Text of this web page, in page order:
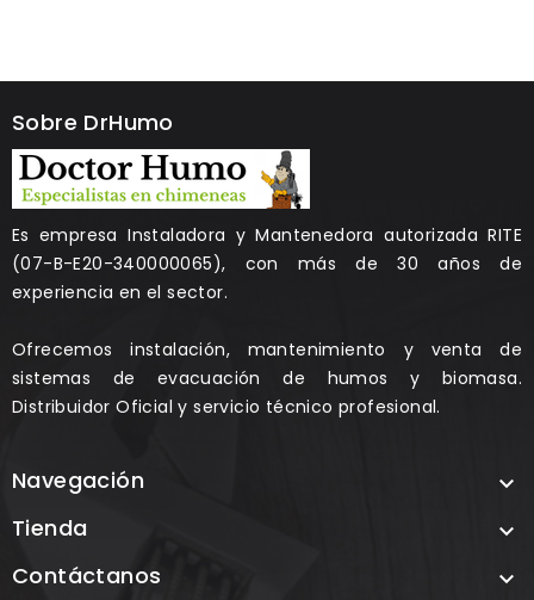
Sobre DrHumo
Es empresa Instaladora y Mantenedora autorizada RITE
(07-B-E20-340000065), con más de 30 años de
experiencia en el sector.
Ofrecemos instalación, mantenimiento y venta de
sistemas de evacuación de humos y biomasa.
Distribuidor Oficial y servicio técnico profesional.
Navegación 
Tienda 
Contáctanos 